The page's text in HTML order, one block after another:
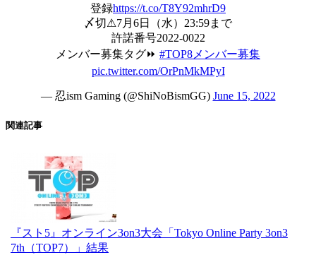
登録https://t.co/T8Y92mhrD9
〆切⚠7月6日（水）23:59まで
許諾番号2022-0022
メンバー募集タグ⏩ #TOP8メンバー募集
pic.twitter.com/OrPnMkMPyI
— 忍ism Gaming (@ShiNoBismGG) June 15, 2022
関連記事
『スト5』オンライン3on3大会「Tokyo Online Party 3on3
7th（TOP7）」結果